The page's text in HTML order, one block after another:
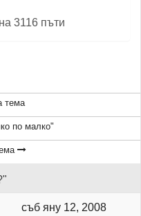
3116 пъти
тема
по малко"
съб яну 12, 2008